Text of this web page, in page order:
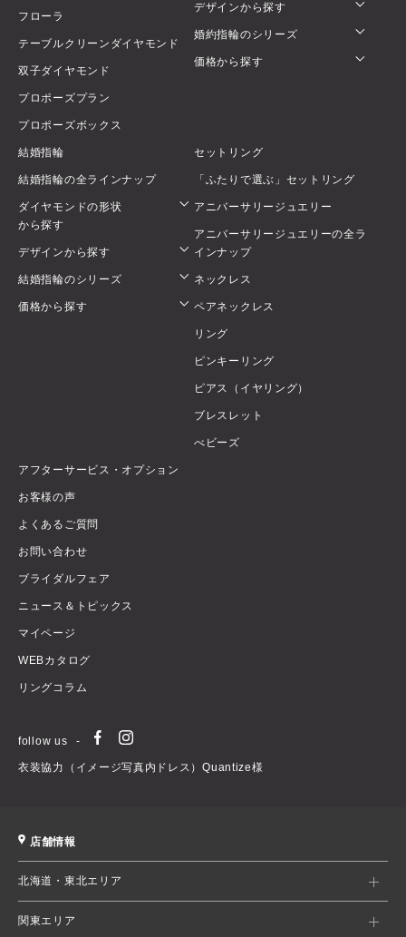
フローラ
テーブルクリーンダイヤモンド
双子ダイヤモンド
プロポーズプラン
プロポーズボックス
デザインから探す
婚約指輪のシリーズ
価格から探す
結婚指輪
結婚指輪の全ラインナップ
ダイヤモンドの形状
から探す
デザインから探す
結婚指輪のシリーズ
価格から探す
セットリング
「ふたりで選ぶ」セットリング
アニバーサリージュエリー
アニバーサリージュエリーの全ラ
インナップ
ネックレス
ペアネックレス
リング
ピンキーリング
ピアス（イヤリング）
ブレスレット
べビーズ
アフターサービス・オプション
お客様の声
よくあるご質問
お問い合わせ
ブライダルフェア
ニュース＆トピックス
マイページ
WEBカタログ
リングコラム
follow us
衣装協力（イメージ写真内ドレス）Quantize様
店舗情報
北海道・東北エリア
関東エリア